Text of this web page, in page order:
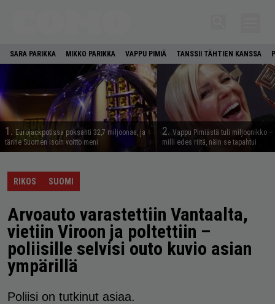
SARA PARIKKA MIKKO PARIKKA VAPPU PIMIÄ TANSSII TÄHTIEN KANSSA
1. Eurojackpotissa poksahti 32,7 miljoonaa, ja
tänne Suomen isoin voitto meni
2. Vappu Pimiästä tuli miljoonikko
milli edes riitä, näin se tapahtui
RIKOS SUOMI
Arvoauto varastettiin Vantaalta,
vietiin Viroon ja poltettiin –
poliisille selvisi outo kuvio asian
ympärillä
Poliisi on tutkinut asiaa.